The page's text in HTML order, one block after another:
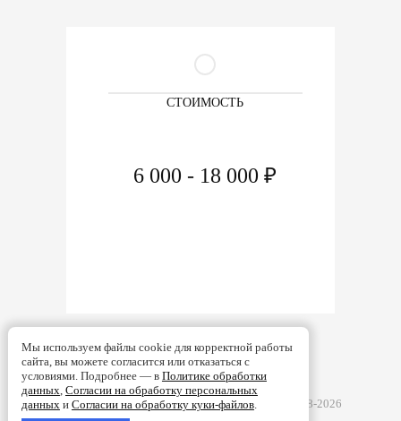
СТОИМОСТЬ
6 000 - 18 000 ₽
Турбобаланс - Ремонт турбин в Смоленске | 2008-2026
Мы используем файлы cookie для корректной работы
сайта, вы можете согласится или отказаться с
условиями. Подробнее — в Политике обработки
данных, Согласии на обработку персональных
данныхи Согласии на обработку куки-файлов.